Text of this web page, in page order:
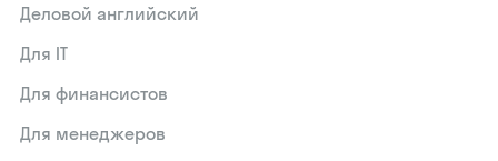
Деловой английский
Для IT
Для финансистов
Для менеджеров